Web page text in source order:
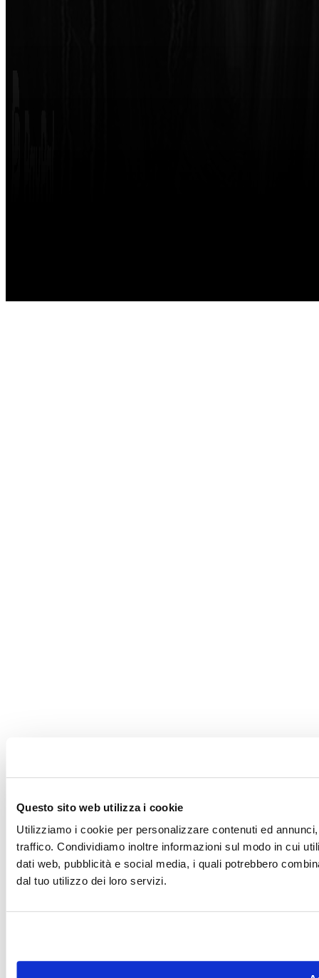
Questo sito web utilizza i cookie
Utilizziamo i cookie per personalizzare contenuti ed
traffico. Condividiamo inoltre informazioni sul modo in cui
dati web, pubblicità e social media, i quali potrebbero
dal tuo utilizzo dei loro servizi.